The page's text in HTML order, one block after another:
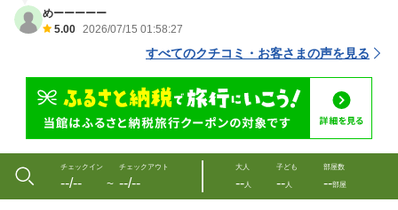
めーーーーー
5.00 2026/07/15 01:58:27
すべてのクチコミ・お客さまの声を見る
チェックイン
--/-- 〜
チェックアウト
--/--
大人
--人
子ども
--人
部屋数
--部屋